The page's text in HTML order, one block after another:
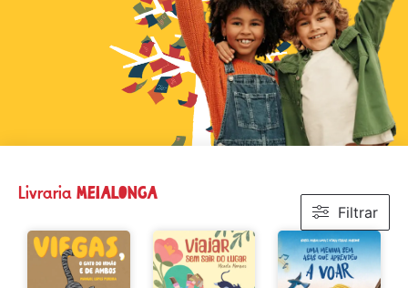
Filtrar
Livraria meialonga